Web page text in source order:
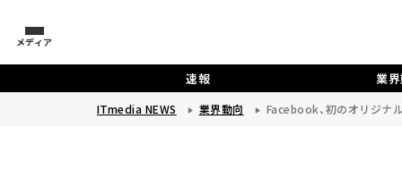
メディア
速報 業
ITmedia NEWS 業界動向 Facebook、初のオリジナ